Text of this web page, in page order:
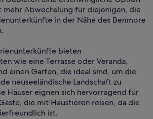
mehr Abwechslung für diejenigen, die
in der Nähe des Benmore
bieten
wie eine Terrasse oder Veranda,
einen Garten, die ideal sind, um die
neuseeländische Landschaft zu
Häuser eignen sich hervorragend für
die mit Haustieren reisen, da die
ist.